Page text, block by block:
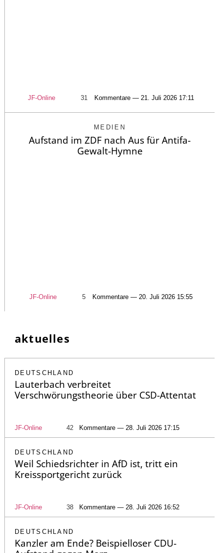
JF-Online 31 Kommentare — 21. Juli 2026 17:11
MEDIEN
Aufstand im ZDF nach Aus für Antifa-
Gewalt-Hymne
JF-Online 5 Kommentare — 20. Juli 2026 15:55
aktuelles
DEUTSCHLAND
Lauterbach verbreitet
Verschwörungstheorie über CSD-Attentat
JF-Online 42 Kommentare — 28. Juli 2026 17:15
DEUTSCHLAND
Weil Schiedsrichter in AfD ist, tritt ein
Kreissportgericht zurück
JF-Online 38 Kommentare — 28. Juli 2026 16:52
DEUTSCHLAND
Kanzler am Ende? Beispielloser CDU-